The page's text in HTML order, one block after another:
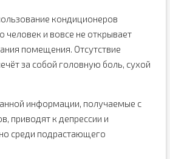
кондиционеров
человек и вовсе не открывает
помещения. Отсутствие
за собой головную боль, сухой
информации, получаемые с
приводят к депрессии и
среди подрастающего